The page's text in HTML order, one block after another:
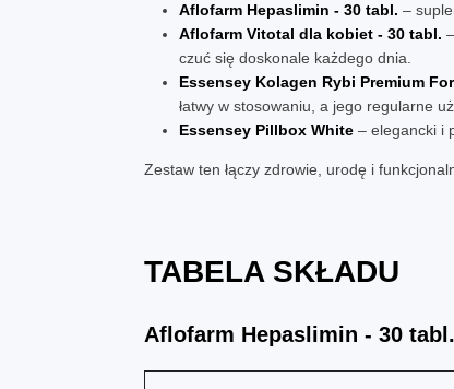
Aflofarm Hepaslimin - 30 tabl. –
Aflofarm Vitotal dla kobiet - 30 tabl.
czuć się doskonale każdego dnia.
Essensey Kolagen Rybi Premium
łatwy w stosowaniu, a jego regularne
Essensey Pillbox White – elegancki i
Zestaw ten łączy zdrowie, urodę i
TABELA SKŁADU
Aflofarm Hepaslimin - 30 tabl.